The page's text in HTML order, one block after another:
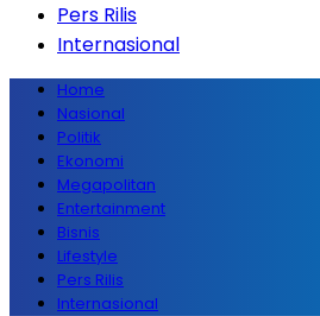
Pers Rilis
Internasional
Home
Nasional
Politik
Ekonomi
Megapolitan
Entertainment
Bisnis
Lifestyle
Pers Rilis
Internasional